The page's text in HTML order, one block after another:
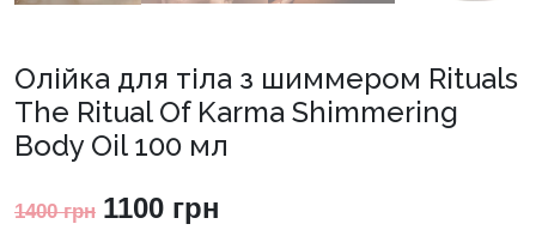
Олійка для тіла з шиммером Rituals
The Ritual Of Karma Shimmering
Body Oil 100 мл
1400грн Оригінальна
1100 грн